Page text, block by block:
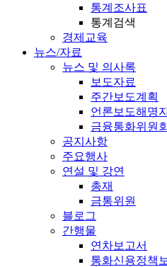
통계조사표
통계검색
경제교육
뉴스/자료
뉴스 및 의사록
보도자료
주간보도계획
언론보도해명
금융통화위원
공지사항
주요행사
연설 및 강연
총재
금통위원
블로그
간행물
연차보고서
통화신용정책